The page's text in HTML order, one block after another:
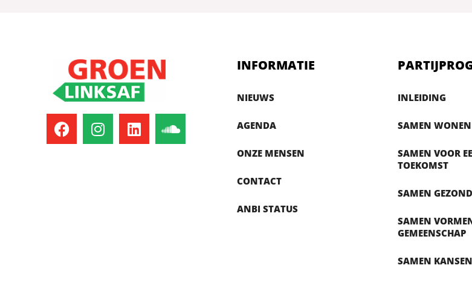
INFORMATIE
NIEUWS
AGENDA
ONZE MENSEN
CONTACT
ANBI STATUS
INLEIDING
SAMEN WONEN
SAMEN VOOR
TOEKOMST
SAMEN
SAMEN
GEMEENSCHAP
SAMEN KANSEN